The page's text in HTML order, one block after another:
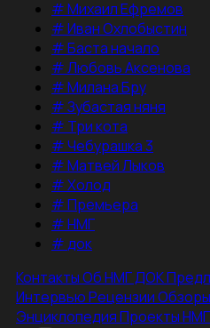
#Михаил Ефремов
#Иван Охлобыстин
#Баста начало
#Любовь Аксенова
#Милана Бру
#Зубастая няня
# Три кота
#Чебурашка 3
#Матвей Лыков
#Холод
#Премьера
#НМГ
#док
КонтактыОб НМГ ДОК
ИнтервьюРецензииОбзоры
ЭнциклопедияПроекты